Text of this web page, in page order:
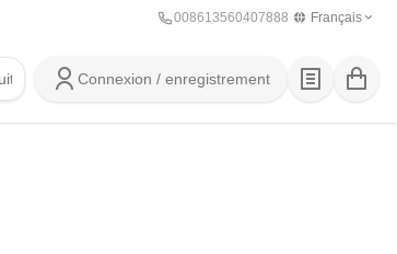
008613560407888 Français
Connexion / enregistrement